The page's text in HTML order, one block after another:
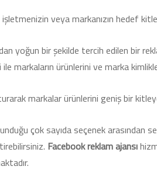
işletmenizin veya markanızın hedef
yoğun bir şekilde tercih edilen bir
markaların ürünlerini ve marka
markalar ürünlerini geniş bir
çok sayıda seçenek arasından
Facebook reklam ajansı